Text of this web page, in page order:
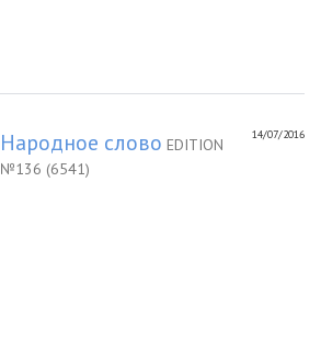
14/07/2016
Народное слово EDITION
№136 (6541)